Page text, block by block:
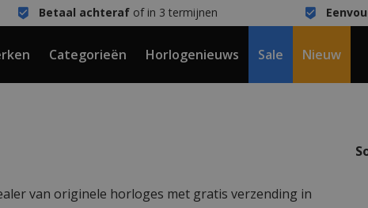
Betaal achterafof in 3 termijnen
Categorieën Horlogenieuws Sale Nieuw
van originele horloges met gratis verzending in